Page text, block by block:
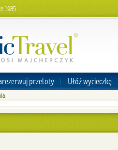
1985
przeloty Ułóż wycieczkę